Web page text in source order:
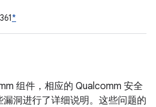
*
组件，相应的 Qualcomm 安全
洞进行了详细说明。这些问题的